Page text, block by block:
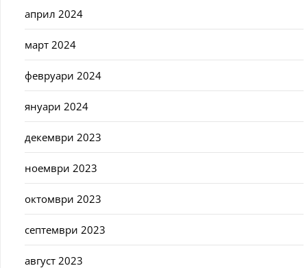
април 2024
март 2024
февруари 2024
януари 2024
декември 2023
ноември 2023
октомври 2023
септември 2023
август 2023